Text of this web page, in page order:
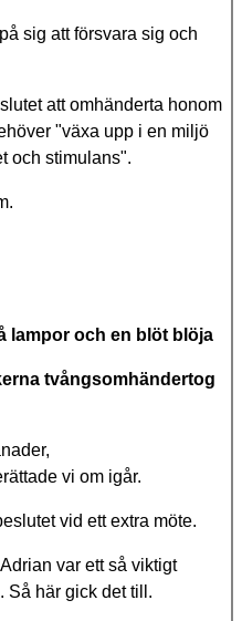
sig att försvara sig och
att omhänderta honom
"växa upp i en miljö
och stimulans".
lampor och en blöt blöja
tvångsomhändertog
vi om igår.
vid ett extra möte.
var ett så viktigt
Så här gick det till.